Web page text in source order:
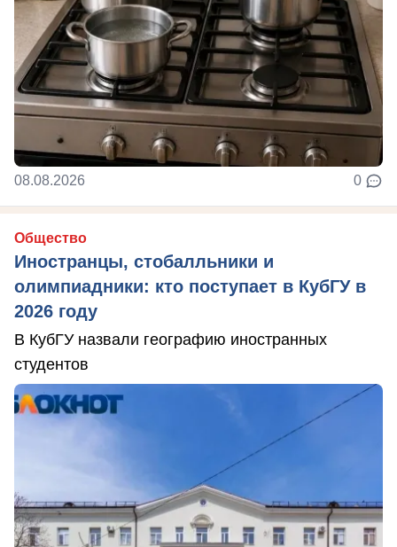
08.08.2026 0
Общество
Иностранцы, стобалльники и
олимпиадники: кто поступает в КубГУ в
2026 году
В КубГУ назвали географию иностранных
студентов